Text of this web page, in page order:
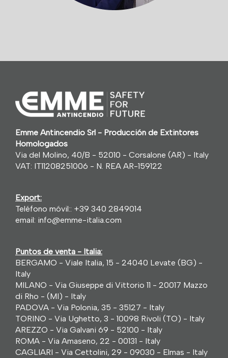
Emme Antincendio Srl - Producción de Extintores
Homologados
Via del Molino, 40/B - 52010 - Corsalone (AR) - Italy
VAT: IT11208251006 - N. REA AR-159122
Export:
Teléfono móvil:: +39 340 2849014
email: info@emme-italia.com
Puntos de venta - Italia:
BERGAMO - Viale Italia, 15 - 24040 Levate (BG) -
Italy
MILANO - Via Giuseppe di Vittorio 11 - 20017 Mazzo
di Rho - (MI) - Italy
PADOVA - Via Polonia, 35 - 35127 - Italy
TORINO - Via Ughetto, 3 - 10098 Rivoli (TO) - Italy
AREZZO - Via Galvani 69 - 52100 - Italy
ROMA - Via Amaseno, 22 - 00131 - Italy
CAGLIARI - Via Cettolini, 29 - 09030 - Elmas - Italy